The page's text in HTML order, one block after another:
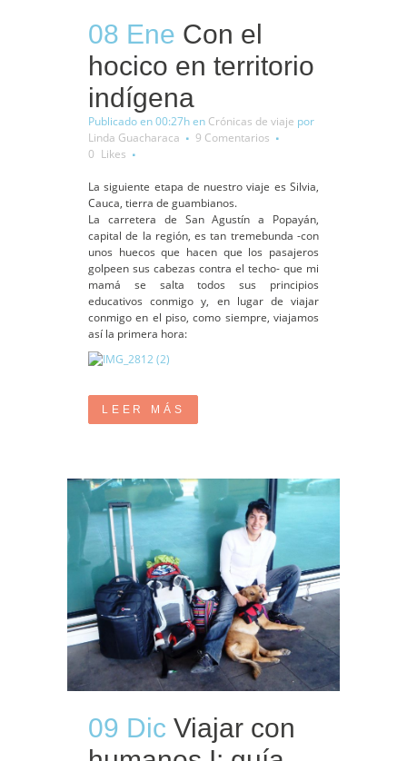
08 Ene Con el
hocico en territorio
indígena
Publicado en 00:27hen Crónicas de viaje por
Linda Guacharaca
9 Comentarios
0 Likes
La siguiente etapa de nuestro viaje es Silvia,
Cauca, tierra de guambianos.
La carretera de San Agustín a Popayán,
capital de la región, es tan tremebunda -con
unos huecos que hacen que los pasajeros
golpeen sus cabezas contra el techo- que mi
mamá se salta todos sus principios
educativos conmigo y, en lugar de viajar
conmigo en el piso, como siempre, viajamos
así la primera hora:
LEER MÁS
09 Dic Viajar con